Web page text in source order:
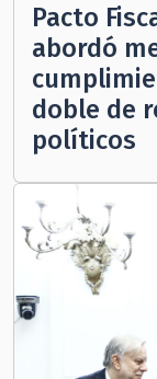
Pacto
abordó
doble de
políticos